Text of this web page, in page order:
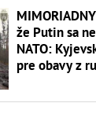
že Putin sa
NATO:
pre obavy z